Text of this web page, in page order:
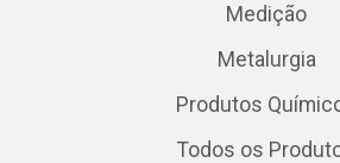
Medição
Metalurgia
Produtos
Todos os